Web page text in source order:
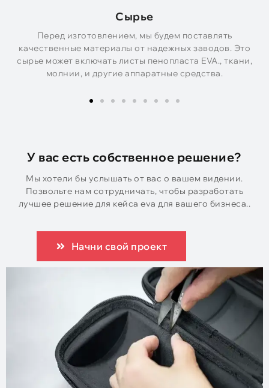
Сырье
Перед изготовлением, мы будем поставлять
качественные материалы от надежных заводов. Это
сырье может включать листы пенопласта EVA., ткани,
молнии, и другие аппаратные средства.
У вас есть собственное решение?
Мы хотели бы услышать от вас о вашем видении.
Позвольте нам сотрудничать, чтобы разработать
лучшее решение для кейса eva для вашего бизнеса..
Начни свой проект